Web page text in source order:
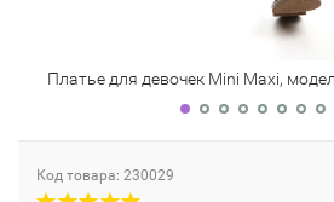
Платье для девочек Mini Maxi,
Код товара: 230029